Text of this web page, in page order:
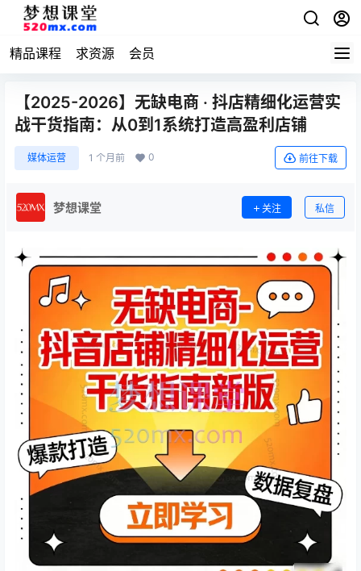
精品课程 求资源 会员
【2025-2026】无缺电商 · 抖店精细化运营实
战干货指南：从0到1系统打造高盈利店铺
媒体运营 1 个月前 0 前往下载
梦想课堂 关注 私信